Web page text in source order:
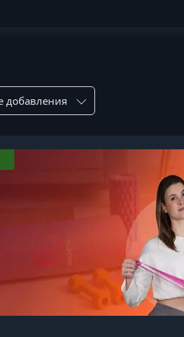
по: